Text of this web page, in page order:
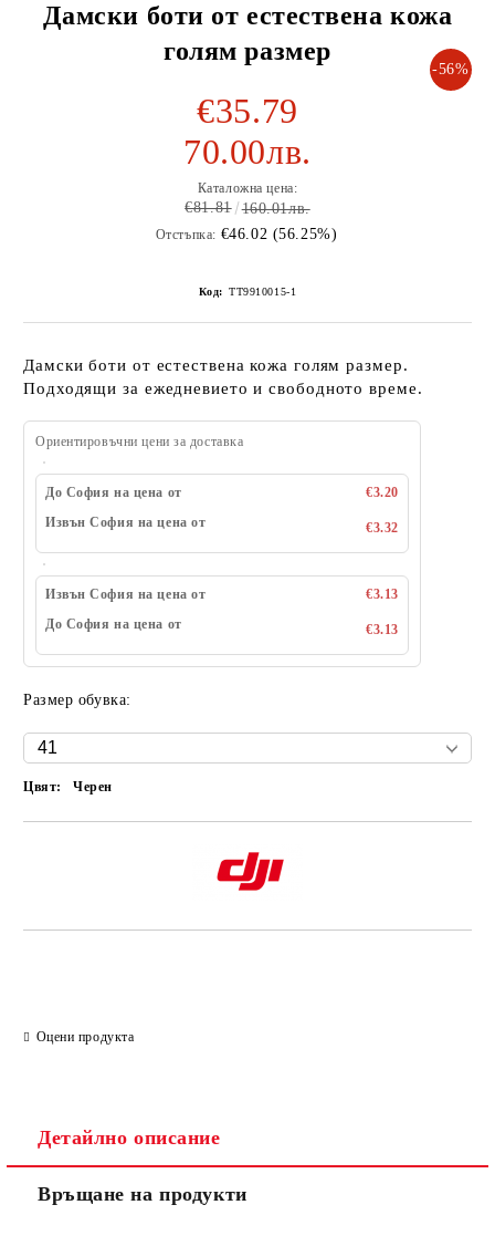
Дамски боти от естествена кожа
голям размер
-56%
€35.79
70.00лв.
Каталожна цена:
€81.81 160.01лв.
Отстъпка: €46.02 (56.25%)
Код: ТТ9910015-1
Дамски боти от естествена кожа голям размер.
Подходящи за ежедневието и свободното време.
Ориентировъчни цени за доставка
До София на цена от
€3.20
Извън София на цена от
€3.32
Извън София на цена от
€3.13
До София на цена от
€3.13
Размер обувка:
Цвят: Черен
Оцени продукта
Детайлно описание
Връщане на продукти